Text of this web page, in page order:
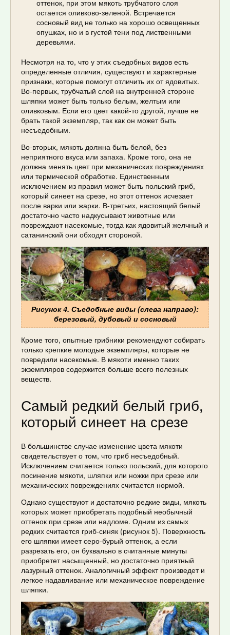
оттенок, при этом мякоть трубчатого слоя
остается оливково-зеленой. Встречается
сосновый вид не только на хорошо освещенных
опушках, но и в густой тени под лиственными
деревьями.
Несмотря на то, что у этих съедобных видов есть
определенные отличия, существуют и характерные
признаки, которые помогут отличить их от ядовитых.
Во-первых, трубчатый слой на внутренней стороне
шляпки может быть только белым, желтым или
оливковым. Если его цвет какой-то другой, лучше не
брать такой экземпляр, так как он может быть
несъедобным.
Во-вторых, мякоть должна быть белой, без
неприятного вкуса или запаха. Кроме того, она не
должна менять цвет при механических повреждениях
или термической обработке. Единственным
исключением из правил может быть польский гриб,
который синеет на срезе, но этот оттенок исчезает
после варки или жарки. В-третьих, настоящий белый
достаточно часто надкусывают животные или
повреждают насекомые, тогда как ядовитый желчный и
сатанинский они обходят стороной.
Рисунок 4. Съедобные виды (слева направо):
березовый, дубовый и сосновый
Кроме того, опытные грибники рекомендуют собирать
только крепкие молодые экземпляры, которые не
повредили насекомые. В мякоти именно таких
экземпляров содержится больше всего полезных
веществ.
Самый редкий белый гриб,
который синеет на срезе
В большинстве случае изменение цвета мякоти
свидетельствует о том, что гриб несъедобный.
Исключением считается только польский, для которого
посинение мякоти, шляпки или ножки при срезе или
механических повреждениях считается нормой.
Однако существуют и достаточно редкие виды, мякоть
которых может приобретать подобный необычный
оттенок при срезе или надломе. Одним из самых
редких считается гриб-синяк (рисунок 5). Поверхность
его шляпки имеет серо-бурый оттенок, а если
разрезать его, он буквально в считанные минуты
приобретет насыщенный, но достаточно приятный
лазурный оттенок. Аналогичный эффект произведет и
легкое надавливание или механическое повреждение
шляпки.